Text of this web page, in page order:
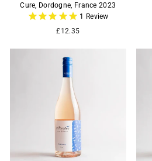
Cure, Dordogne, France 2023
1 Review
£12.35